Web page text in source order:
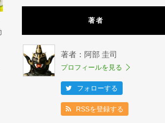
著者
著者：阿部 圭司
プロフィールを見る
フォローする
RSSを登録する